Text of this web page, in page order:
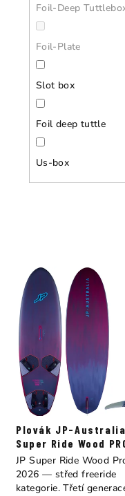
Foil-Deep
Foil-Plate
Slot box
Foil deep tuttle
Us-box
Plovák JP-Australia
Super Ride Wood
JP Super Ride Wood
2026 — střed freeride
kategorie. Třetí